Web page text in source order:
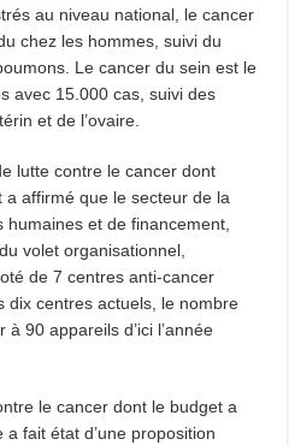
au niveau national, le cancer
chez les hommes, suivi du
Le cancer du sein est le
avec 15.000 cas, suivi des
et de l’ovaire.
lutte contre le cancer dont
a affirmé que le secteur de la
humaines et de financement,
volet organisationnel,
de 7 centres anti-cancer
dix centres actuels, le nombre
90 appareils d’ici l’année
le cancer dont le budget a
fait état d’une proposition